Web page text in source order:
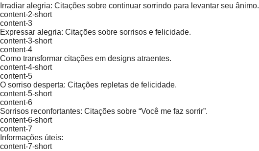
Irradiar alegria: Citações sobre continuar sorrindo para levantar seu ânimo.
content-2-short
content-3
Expressar alegria: Citações sobre sorrisos e felicidade.
content-3-short
content-4
Como transformar citações em designs atraentes.
content-4-short
content-5
O sorriso desperta: Citações repletas de felicidade.
content-5-short
content-6
Sorrisos reconfortantes: Citações sobre “Você me faz sorrir”.
content-6-short
content-7
Informações úteis:
content-7-short